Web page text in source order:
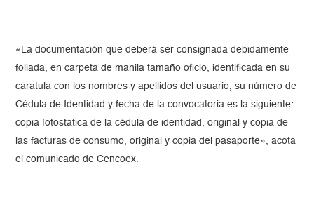
«La documentación que deberá ser consignada debidamente
foliada, en carpeta de manila tamaño oficio, identificada en su
caratula con los nombres y apellidos del usuario, su número de
Cédula de Identidad y fecha de la convocatoria es la siguiente:
copia fotostática de la cédula de identidad, original y copia de
las facturas de consumo, original y copia del pasaporte», acota
el comunicado de Cencoex.